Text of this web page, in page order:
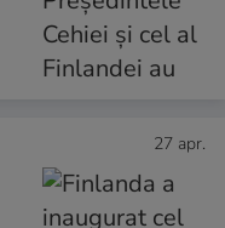
27 apr.